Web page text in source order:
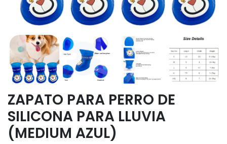
ZAPATO PARA PERRO DE
SILICONA PARA LLUVIA
(MEDIUM AZUL)